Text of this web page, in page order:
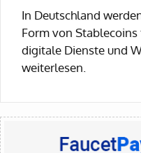
In Deutschland
Form von
digitale Dienste und
weiterlesen.